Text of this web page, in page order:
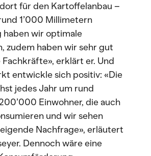
für den Kartoffelanbau –
1’000 Millimetern
haben wir optimale
zudem haben wir sehr gut
erklärt er. Und
entwickle sich positiv: «Die
jedes Jahr um rund
Einwohner, die auch
und wir sehen
Nachfrage», erläutert
Dennoch wäre eine